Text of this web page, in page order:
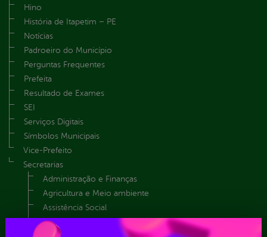
Hino
História de Itapetim – PE
Notícias
Padroeiro do Município
Perguntas Frequentes
Prefeita
Resultado de Exames
SEI
Serviços Digitais
Símbolos Municipais
Vice-Prefeito
Secretarias
Administração e Finanças
Agricultura e Meio ambiente
Assistência Social
Comunicação